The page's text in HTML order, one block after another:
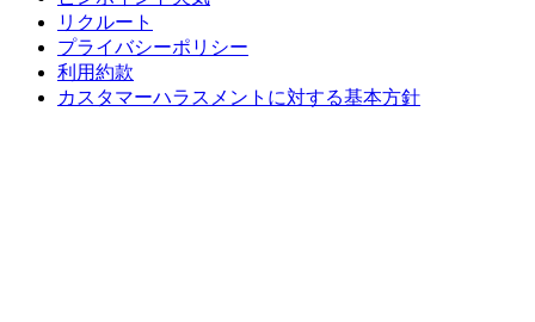
リクルート
プライバシーポリシー
利用約款
カスタマーハラスメントに対する基本方針